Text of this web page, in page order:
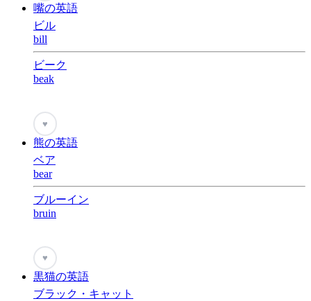
嘴の英語
ビル
bill
ビーク
beak
♥
熊の英語
ベア
bear
ブルーイン
bruin
♥
黒猫の英語
ブラック・キャット